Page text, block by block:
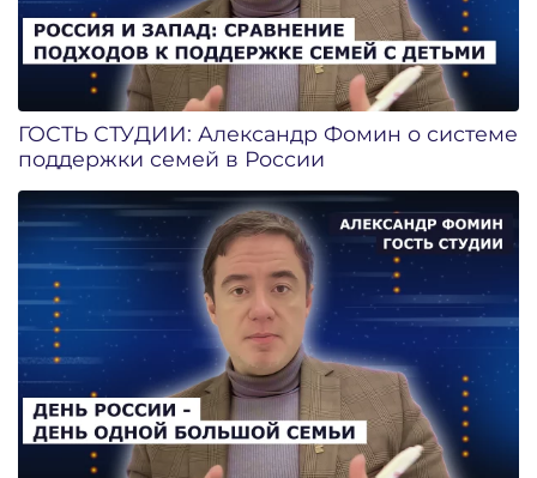
ГОСТЬ СТУДИИ: Александр Фомин о системе
поддержки семей в России